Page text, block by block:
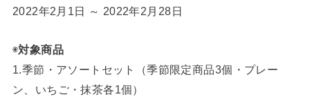
2022年2月1日 ～ 2022年2月28日
◉対象商品
1.季節・アソートセット（季節限定商品3個・プレー
ン、いちご・抹茶各1個）